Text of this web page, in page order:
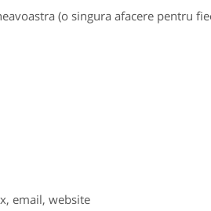
(o singura afacere pentru
email, website